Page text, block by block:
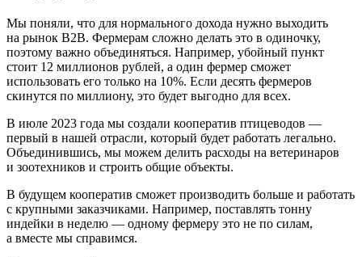
Мы поняли, что для нормального дохода нужно выходить
на рынок B2B. Фермерам сложно делать это в одиночку,
поэтому важно объединяться. Например, убойный пункт
стоит 12 миллионов рублей, а один фермер сможет
использовать его только на 10%. Если десять фермеров
скинутся по миллиону, это будет выгодно для всех.
В июле 2023 года мы создали кооператив птицеводов —
первый в нашей отрасли, который будет работать легально.
Объединившись, мы можем делить расходы на ветеринаров
и зоотехников и строить общие объекты.
В будущем кооператив сможет производить больше и работать
с крупными заказчиками. Например, поставлять тонну
индейки в неделю — одному фермеру это не по силам,
а вместе мы справимся.